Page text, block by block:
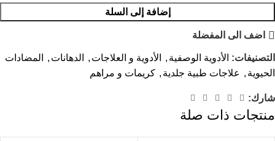
إضافة إلى السلة
اضف الى المفضلة
التصنيفات: الأدوية الوصفية , الأدوية و العلاجات , الدهانات ,
المضادات
الحيوية , علاجات طبية جلدية , كريمات و مراهم
شارك:
منتجات ذات صلة